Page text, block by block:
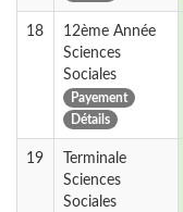
18
12ème Année
Sciences
Sociales
Payement
Détails
19
Terminale
Sciences
Sociales